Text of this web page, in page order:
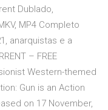
Dublado,
MP4 Completo
anarquistas e a
– FREE
Western-themed
Gun is an Action
on 17 November,